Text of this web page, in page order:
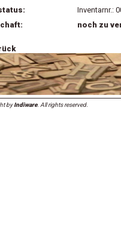
Inventarnr.:
noch zu
byIndiware. All rights reserved.